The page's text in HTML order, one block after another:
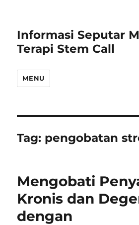
Informasi Seputar
Terapi Stem Call
MENU
Tag: pengobatan
Mengobati
Kronis dan
dengan